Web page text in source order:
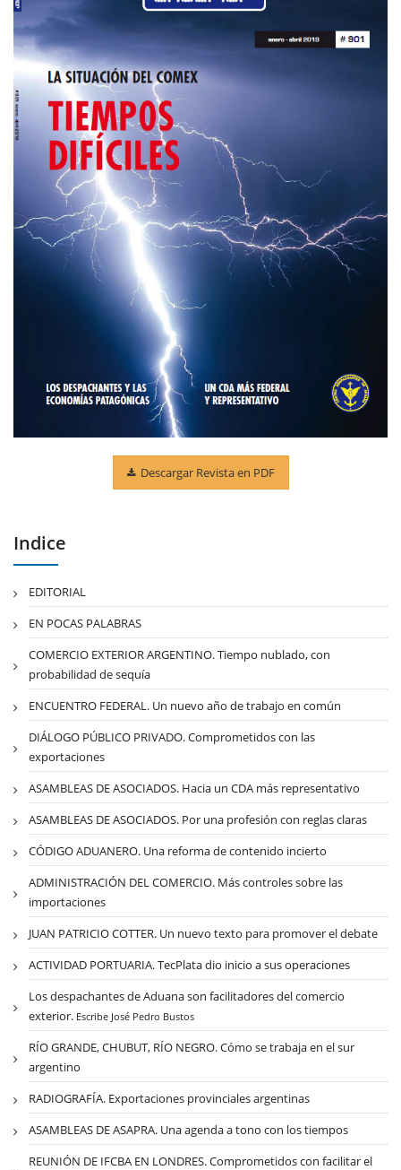
Descargar Revista en PDF
Indice
EDITORIAL
EN POCAS PALABRAS
COMERCIO EXTERIOR ARGENTINO. Tiempo nublado, con
probabilidad de sequía
ENCUENTRO FEDERAL. Un nuevo año de trabajo en común
DIÁLOGO PÚBLICO PRIVADO. Comprometidos con las
exportaciones
ASAMBLEAS DE ASOCIADOS. Hacia un CDA más representativo
ASAMBLEAS DE ASOCIADOS. Por una profesión con reglas claras
CÓDIGO ADUANERO. Una reforma de contenido incierto
ADMINISTRACIÓN DEL COMERCIO. Más controles sobre las
importaciones
JUAN PATRICIO COTTER. Un nuevo texto para promover el debate
ACTIVIDAD PORTUARIA. TecPlata dio inicio a sus operaciones
Los despachantes de Aduana son facilitadores del comercio
exterior. Escribe José Pedro Bustos
RÍO GRANDE, CHUBUT, RÍO NEGRO. Cómo se trabaja en el sur
argentino
RADIOGRAFÍA. Exportaciones provinciales argentinas
ASAMBLEAS DE ASAPRA. Una agenda a tono con los tiempos
REUNIÓN DE IFCBA EN LONDRES. Comprometidos con facilitar el